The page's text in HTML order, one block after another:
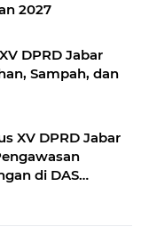
2027
Sampah, dan
XV DPRD Jabar
di DAS